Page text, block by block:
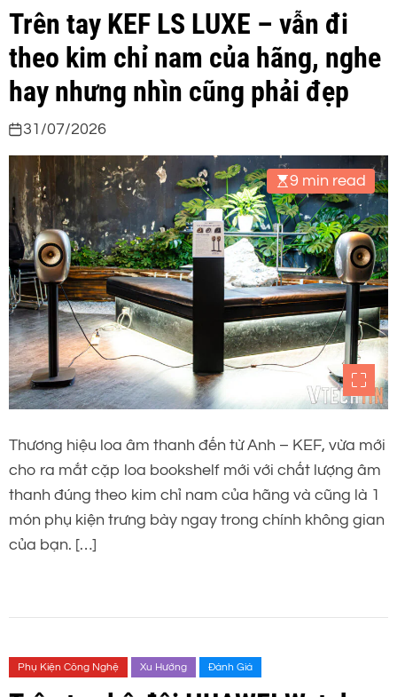
Trên tay KEF LS LUXE – vẫn đi
theo kim chỉ nam của hãng, nghe
hay nhưng nhìn cũng phải đẹp
31/07/2026
9 min read
Thương hiệu loa âm thanh đến từ Anh – KEF, vừa mới
cho ra mắt cặp loa bookshelf mới với chất lượng âm
thanh đúng theo kim chỉ nam của hãng và cũng là 1
món phụ kiện trưng bày ngay trong chính không gian
của bạn. […]
Phụ Kiện Công Nghệ Xu Hướng Đánh Giá